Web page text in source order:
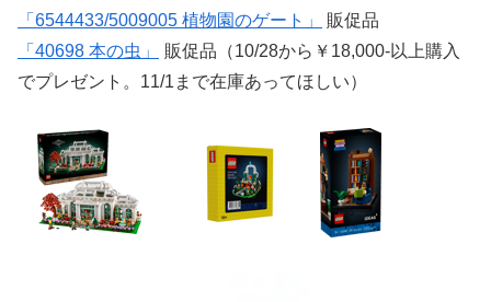
「6544433/5009005 植物園のゲート」
販促品
「40698 本の虫」
販促品（10/28から￥18,000-以上購入
でプレゼント。11/1まで在庫あってほしい）